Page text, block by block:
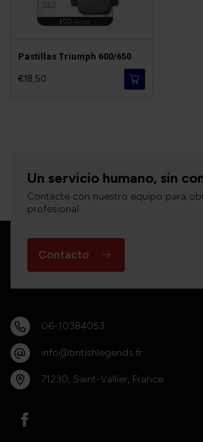
Pastillas Triumph 600/650
€18,50 -
Un servicio humano, sin
Contacte con nuestro equipo para
profesional.
Contacto
06-10384053
info@britishlegends.fr
71230, Saint-Vallier, France